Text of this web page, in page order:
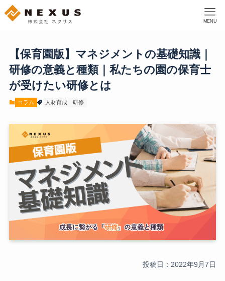
MENU
【保育園版】マネジメントの基礎知識｜
研修の意義と種類｜私たちの園の保育士
が受けたい研修とは
コラム 人材育成 研修
投稿日：2022年9月7日